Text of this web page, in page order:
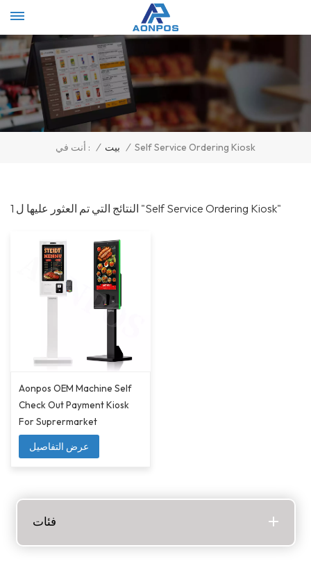
أنت في : / بيت / Self Service Ordering Kiosk
1 النتائج التي تم العثور عليها ل "Self Service Ordering Kiosk"
Aonpos OEM Machine Self
Check Out Payment Kiosk
For Suprermarket
عرض التفاصيل
فئات